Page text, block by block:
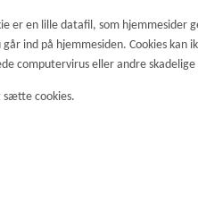
er en lille datafil, som
ind på hjemmesiden. Cookies kan
computervirus eller andre
sætte cookies.